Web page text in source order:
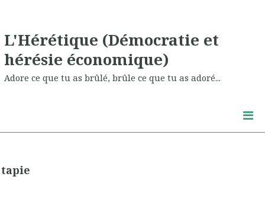
L'Hérétique (Démocratie et
hérésie économique)
Adore ce que tu as brûlé, brûle ce que tu as adoré...
tapie